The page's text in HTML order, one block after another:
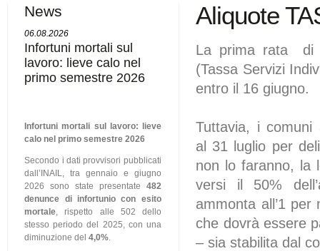
News
06.08.2026
Infortuni mortali sul
lavoro: lieve calo nel
primo semestre 2026
Infortuni mortali sul lavoro: lieve
calo nel primo semestre 2026
Secondo i dati provvisori pubblicati
dall’INAIL, tra gennaio e giugno
2026 sono state presentate 482
denunce di infortunio con esito
mortale, rispetto alle 502 dello
stesso periodo del 2025, con una
diminuzione del4,0%.
Aliquote
La prima rata di
(Tassa Servizi
entro il 16 giugno.
Tuttavia, i comuni
al 31 luglio per
non lo faranno, la
versi il 50%
ammonta all’1
che dovrà essere
– sia stabilita dal